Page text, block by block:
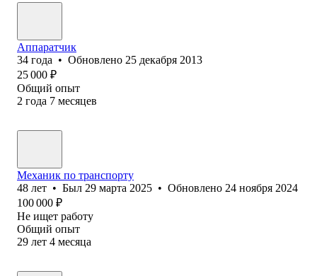
Аппаратчик
34 года • Обновлено 25 декабря 2013
25 000 ₽
Общий опыт
2 года 7 месяцев
Механик по транспорту
48 лет • Был 29 марта 2025 • Обновлено 24 ноября 2024
100 000 ₽
Не ищет работу
Общий опыт
29 лет 4 месяца